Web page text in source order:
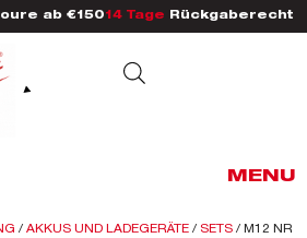
ab €150 14 Tage Rückgaberecht
MENU
/ AKKUS UND LADEGERÄTE / SETS / M12 NR